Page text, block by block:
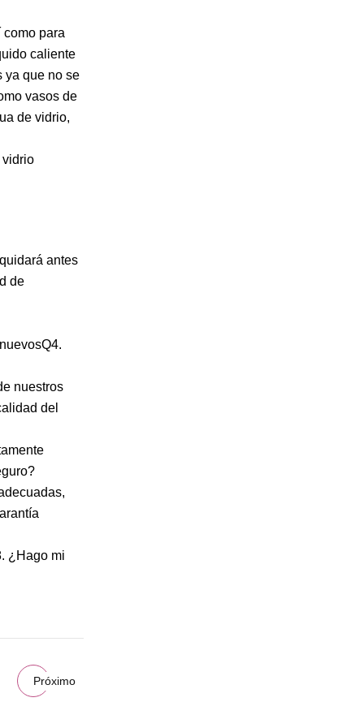
como para
caliente
ya que no se
vasos de
de vidrio,
vidrio
antes
de
nuestros
del
¿Hago mi
Próximo